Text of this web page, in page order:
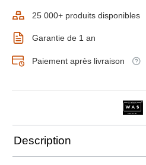
25 000+ produits disponibles
Garantie de 1 an
Paiement après livraison
Description